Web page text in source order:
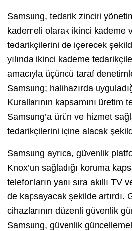
Samsung, tedarik zinciri
kademeli olarak ikinci kademe
tedarikçilerini de içerecek
yılında ikinci kademe
amacıyla üçüncü taraf
Samsung; halihazırda
Kurallarının kapsamını üretim
Samsung’a ürün ve hizmet
tedarikçilerini içine alacak
Samsung ayrıca, güvenlik
Knox’un sağladığı koruma
telefonların yanı sıra akıllı TV
de kapsayacak şekilde artırdı.
cihazlarının düzenli güvenlik
Samsung, güvenlik